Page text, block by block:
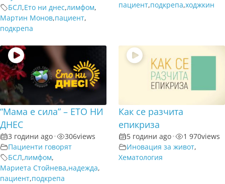
БСЛ,Ето ни днес,лимфом,
Мартин Монов,пациент,
подкрепа
пациент,подкрепа,ходжкин
“Мама е сила” – ЕТО НИ
ДНЕС
3 години ago• 306views
Пациенти говорят
БСЛ,лимфом,
Мариета Стойнева,надежда,
пациент,подкрепа
Как се разчита
епикриза
5 години ago• 1 970views
Иновация за живот,
Хематология